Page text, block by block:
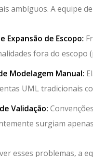
ambíguos. A equipe
Expansão de Escopo:
fora do escopo
Modelagem Manual:
UML tradicionais
Validação:
surgiam
esses problemas, a